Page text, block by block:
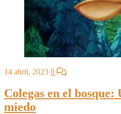
14 abril, 2023 0
Colegas en el bosque:
miedo